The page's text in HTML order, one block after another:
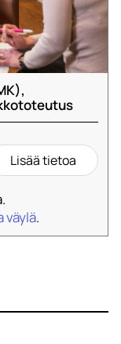
Lisää tietoa
väylä.